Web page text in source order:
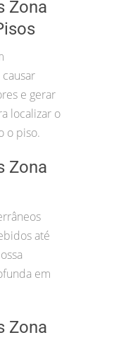
Zona
e gerar
localizar o
o piso.
Zona
até
em
Zona